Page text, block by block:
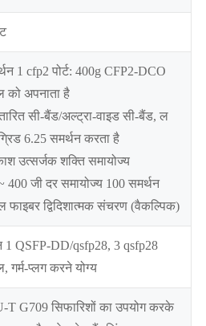
1 cfp2 पोर्ट: 400g CFP2-DCO
को अपनाता है
सी-बैंड/अल्ट्रा-वाइड सी-बैंड, ल
6.25 समर्थन करता है
उत्सर्जक शक्ति समायोज्य
400 जी दर समायोज्य 100 समर्थन
फाइबर द्विदिशात्मक संचरण (वैकल्पिक)
1 QSFP-DD/qsfp28, 3 qsfp28
गर्म-प्लग करने योग्य
T G709 सिफारिशों का उपयोग करके